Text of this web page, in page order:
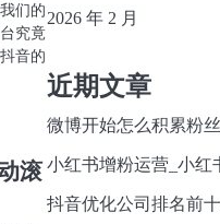
们的
究竟
音的
滚
2026 年 2 月
近期文章
微博开始怎么积累粉
小红书增粉运营_小红
抖音优化公司排名前